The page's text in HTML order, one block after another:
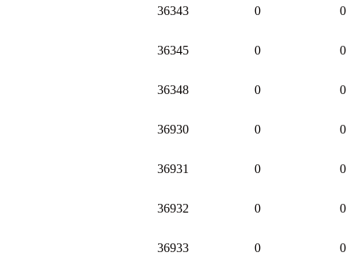
36343 0 0
36345 0 0
36348 0 0
36930 0 0
36931 0 0
36932 0 0
36933 0 0